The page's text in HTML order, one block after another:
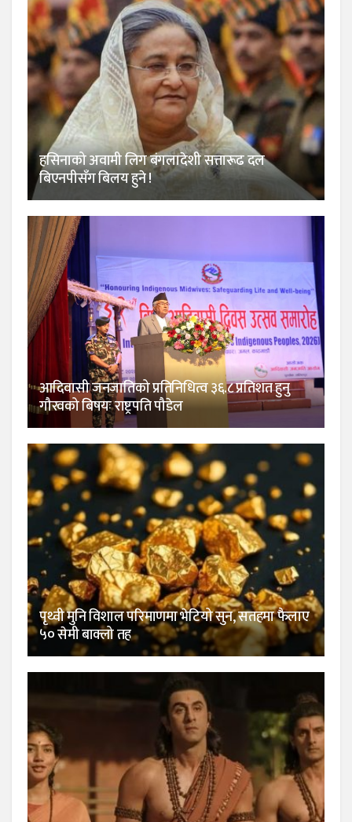
हसिनाको अवामी लिग बंगलादेशी सत्तारूढ दल
बिएनपीसँग बिलय हुने !
आदिवासी जनजातिको प्रतिनिधित्व ३६.८ प्रतिशत हुनु
गौरवको बिषयः राष्ट्रपति पौडेल
पृथ्वी मुनि विशाल परिमाणमा भेटियो सुन, सतहमा फैलाए
५० सेमी बाक्लो तह